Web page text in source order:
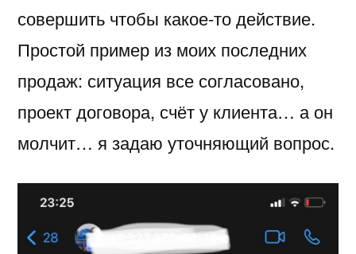
Феликса»
совершить чтобы какое-то действие.
Простой пример из моих последних
продаж: ситуация все согласовано,
проект договора, счёт у клиента… а он
молчит… я задаю уточняющий вопрос.